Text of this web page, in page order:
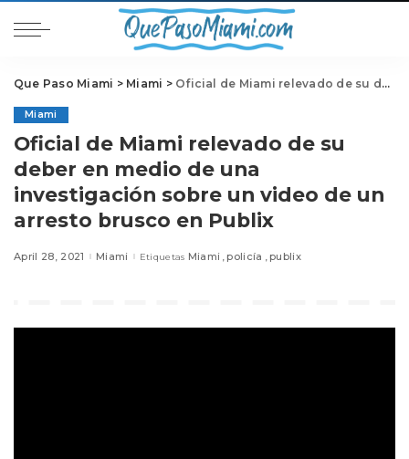
Que Paso Miami > Miami > Oficial de Miami relevado de su deber en medio de una investigación sobre un video de un arresto brusco en Publix
Miami
Oficial de Miami relevado de su
deber en medio de una
investigación sobre un video de un
arresto brusco en Publix
April 28, 2021 Miami Etiquetas Miami policía publix